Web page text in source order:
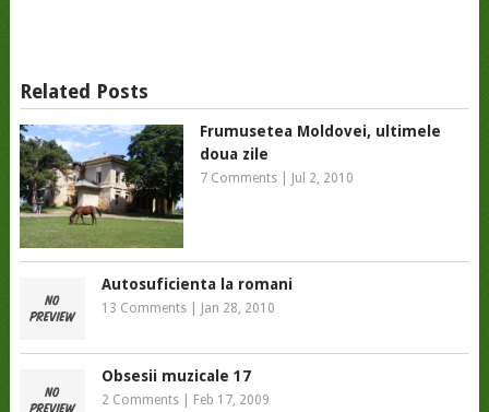
Related Posts
Frumusetea Moldovei, ultimele
doua zile
7 Comments| Jul 2, 2010
Autosuficienta la romani
13 Comments| Jan 28, 2010
Obsesii muzicale 17
2 Comments| Feb 17, 2009